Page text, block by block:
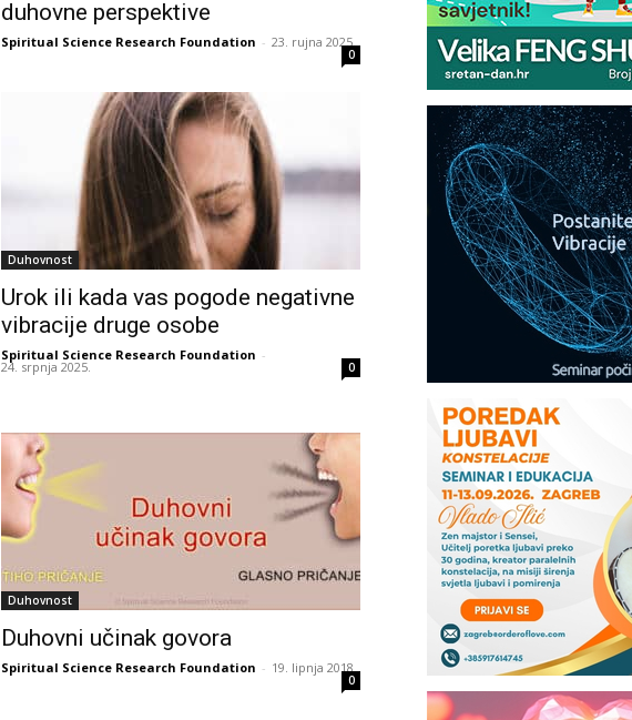
duhovne perspektive
Spiritual Science Research Foundation - 23. rujna 2025.
0
Duhovnost
Urok ili kada vas pogode negativne
vibracije druge osobe
Spiritual Science Research Foundation -
24. srpnja 2025. 0
Duhovnost
Duhovni učinak govora
Spiritual Science Research Foundation - 19. lipnja 2018.
0